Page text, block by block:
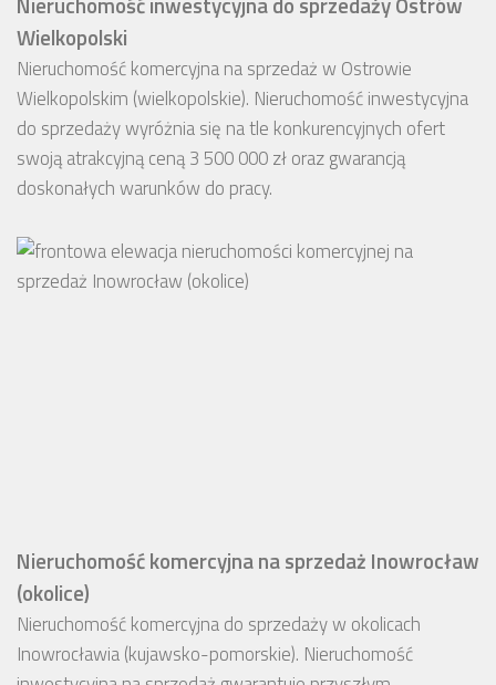
Wielkopolski
Nieruchomość komercyjna na sprzedaż w Ostrowie
Wielkopolskim (wielkopolskie). Nieruchomość inwestycyjna
do sprzedaży wyróżnia się na tle konkurencyjnych ofert
swoją atrakcyjną ceną 3 500 000 zł oraz gwarancją
doskonałych warunków do pracy.
Nieruchomość komercyjna na sprzedaż Inowrocław
(okolice)
Nieruchomość komercyjna do sprzedaży w okolicach
Inowrocławia (kujawsko-pomorskie). Nieruchomość